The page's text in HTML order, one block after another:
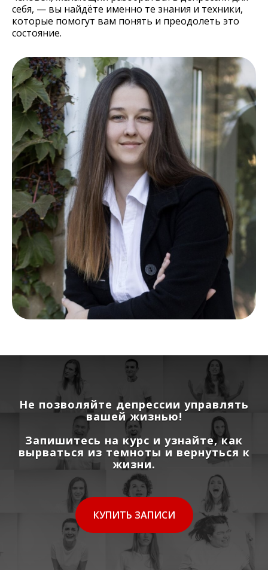
себя, — вы найдёте именно те знания и техники,
которые помогут вам понять и преодолеть это
состояние.
Не позволяйте депрессии управлять
вашей жизнью!
Запишитесь на курс и узнайте, как
вырваться из темноты и вернуться к
жизни.
КУПИТЬ ЗАПИСИ